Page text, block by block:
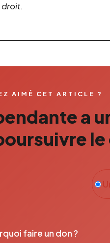
droit.
AIMÉ CET ARTICLE ?
a
faire un don ?